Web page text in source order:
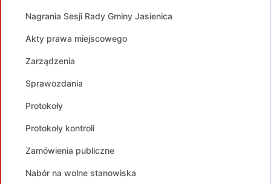
Nagrania Sesji Rady Gminy Jasienica
Akty prawa miejscowego
Zarządzenia
Sprawozdania
Protokoły
Protokoły kontroli
Zamówienia publiczne
Nabór na wolne stanowiska